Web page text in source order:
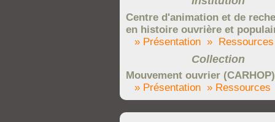
Centre d'animation et de
en histoire ouvrière et
» Présentation » Ressources
Collection
Mouvement ouvrier (CARHOP)
» Présentation » Ressources